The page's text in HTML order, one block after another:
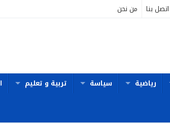
اتصل بنا من نحن
رياضية سياسة تربية و تعليم